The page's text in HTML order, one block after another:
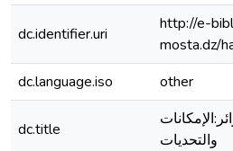
dc.identifier.uri
http://e-
mosta.dz/
dc.language.iso
other
dc.title
والتحديات